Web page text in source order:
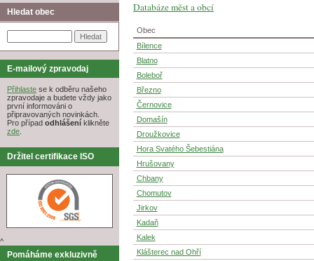
Hledat obec
E-mailový zpravodaj
Přihlaste se k odběru našeho
zpravodaje a budete vždy jako
první informováni o
připravovaných novinkách.
Pro případ odhlášení klikněte
zde.
Držitel certifikace ISO
^
Pomáháme exkluzivně
Databáze měst a obcí
Obec
Bílence
Blatno
Boleboř
Březno
Černovice
Domašín
Droužkovice
Hora Svatého Šebestiána
Hrušovany
Chbany
Chomutov
Jirkov
Kadaň
Kalek
Klášterec nad Ohří